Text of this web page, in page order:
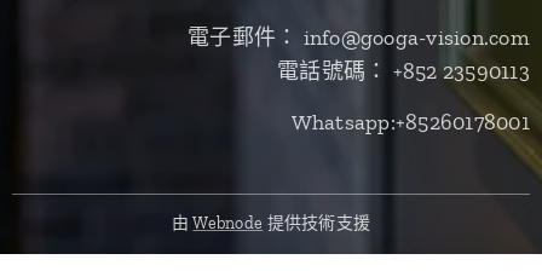
電子郵件： info@googa-vision.com
電話號碼： +852 23590113
Whatsapp:+85260178001
由Webnode 提供技術支援